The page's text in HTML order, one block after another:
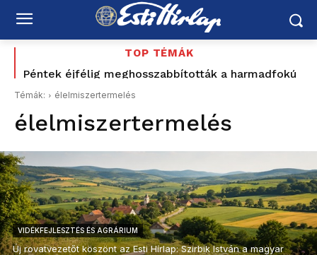
TOP TÉMÁK
Péntek éjfélig meghosszabbították a harmadfokú
hőségriasztást
Visszatért Borsodba: Lipták Attila lett a
katasztrófavédelem új igazgatója
Témák: élelmiszertermelés
élelmiszertermelés
VIDÉKFEJLESZTÉS ÉS AGRÁRIUM
Új rovatvezetőt köszönt az Esti Hírlap: Szirbik István a magyar